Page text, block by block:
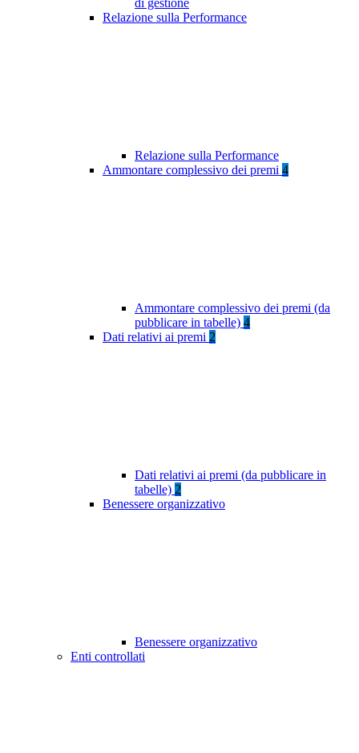
di gestione
Relazione sulla Performance
Relazione sulla Performance
Ammontare complessivo dei premi 4
Ammontare complessivo dei premi (da
pubblicare in tabelle) 4
Dati relativi ai premi 2
Dati relativi ai premi (da pubblicare in
tabelle) 2
Benessere organizzativo
Benessere organizzativo
Enti controllati